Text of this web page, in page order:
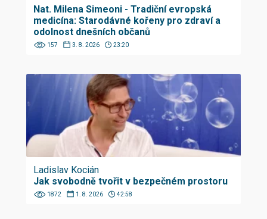
Nat. Milena Simeoni - Tradiční evropská
medicína: Starodávné kořeny pro zdraví a
odolnost dnešních občanů
157 3. 8. 2026 23:20
Ladislav Kocián
Jak svobodně tvořit v bezpečném prostoru
1872 1. 8. 2026 42:58